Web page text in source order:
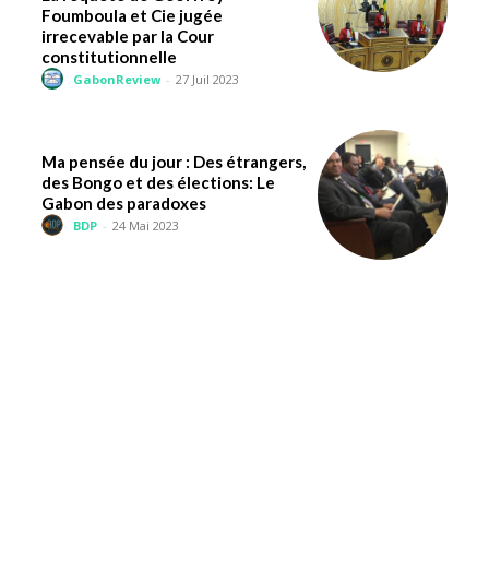
Foumboula et Cie jugée
irrecevable par la Cour
constitutionnelle
GabonReview - 27 Juil 2023
Ma pensée du jour : Des étrangers,
des Bongo et des élections: Le
Gabon des paradoxes
BDP - 24 Mai 2023